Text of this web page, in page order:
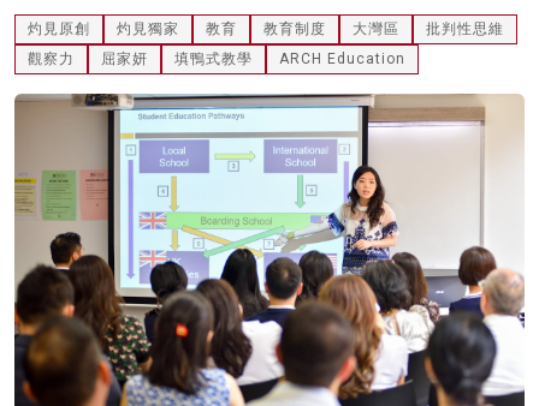
關於我們
灼見原創 灼見獨家 教育 教育制度 大灣區
批判性思維
觀察力
屈家妍 填鴨式教學 ARCH Education